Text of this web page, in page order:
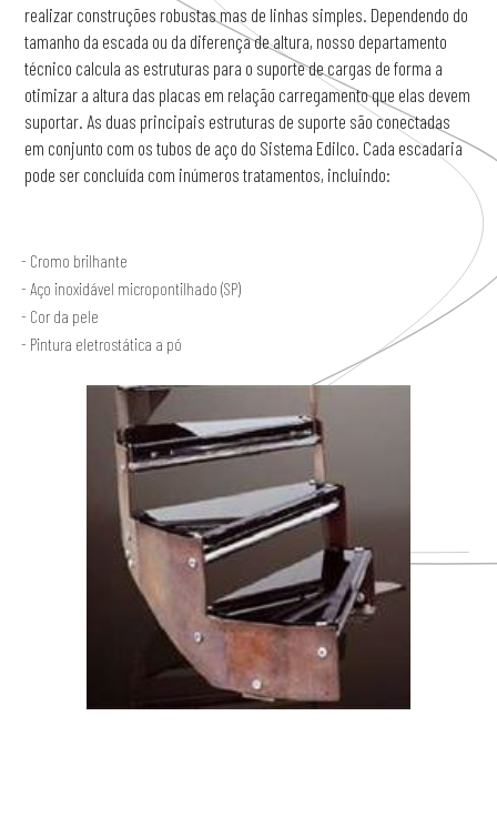
realizar construções robustas mas de linhas simples. Dependendo do
tamanho da escada ou da diferença de altura, nosso departamento
técnico calcula as estruturas para o suporte de cargas de forma a
otimizar a altura das placas em relação carregamento que elas devem
suportar. As duas principais estruturas de suporte são conectadas
em conjunto com os tubos de aço do Sistema Edilco. Cada escadaria
pode ser concluída com inúmeros tratamentos, incluindo:
Cromo brilhante
Aço inoxidável micropontilhado (SP)
Cor da pele
Pintura eletrostática a pó